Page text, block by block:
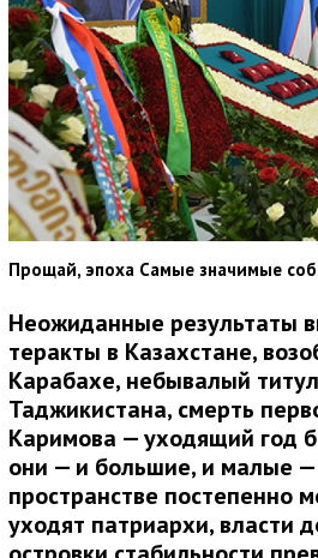
Прощай, эпоха Самые значимые
Неожиданные результаты
теракты в Казахстане,
Карабахе, небывалый
Таджикистана, смерть
Каримова — уходящий год
они — и большие, и малые —
пространстве постепенно
уходят патриархи, власти